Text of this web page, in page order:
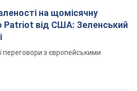
на щомісячну
Patriot від США: Зеленський
переговори з європейськими